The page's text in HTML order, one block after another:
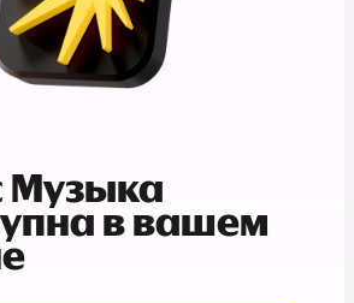
Музыка
в вашем